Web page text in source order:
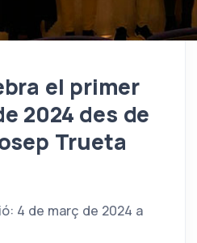
el primer
2024 des de
Trueta
4 de març de 2024 a